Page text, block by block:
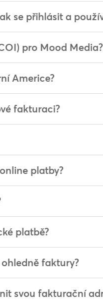
se přihlásit a
pro Mood Media?
Americe?
fakturaci?
platby?
platbě?
faktury?
svou fakturační